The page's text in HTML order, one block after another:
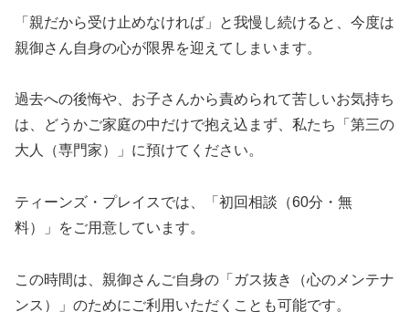
「親だから受け止めなければ」と我慢し続けると、今度は
親御さん自身の心が限界を迎えてしまいます。
過去への後悔や、お子さんから責められて苦しいお気持ち
は、どうかご家庭の中だけで抱え込まず、私たち「第三の
大人（専門家）」に預けてください。
ティーンズ・プレイスでは、「初回相談（60分・無
料）」をご用意しています。
この時間は、親御さんご自身の「ガス抜き（心のメンテナ
ンス）」のためにご利用いただくことも可能です。